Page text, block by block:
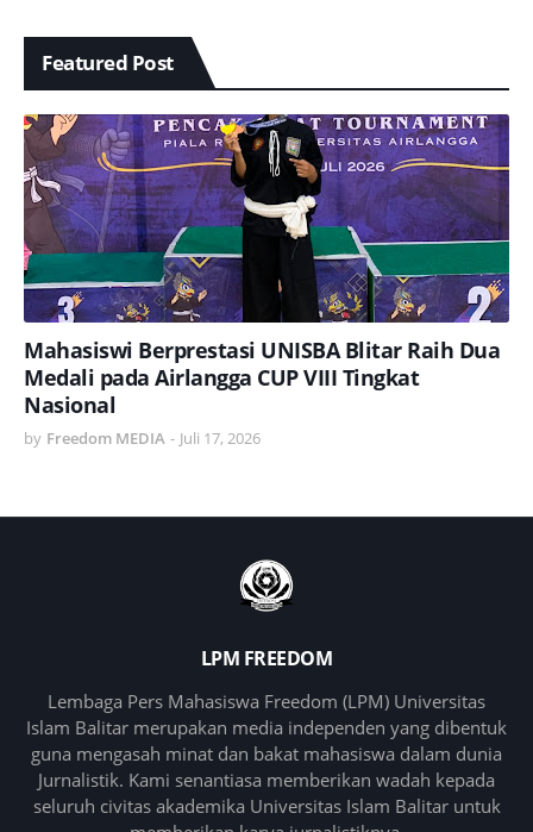
Featured Post
Mahasiswi Berprestasi UNISBA Blitar Raih Dua
Medali pada Airlangga CUP VIII Tingkat
Nasional
by Freedom MEDIA - Juli 17, 2026
LPM FREEDOM
Lembaga Pers Mahasiswa Freedom (LPM) Universitas
Islam Balitar merupakan media independen yang dibentuk
guna mengasah minat dan bakat mahasiswa dalam dunia
Jurnalistik. Kami senantiasa memberikan wadah kepada
seluruh civitas akademika Universitas Islam Balitar untuk